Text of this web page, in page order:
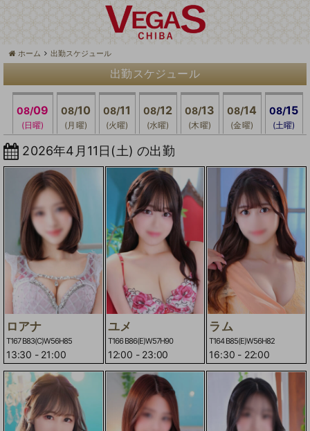
ホーム 出勤スケジュール
出勤スケジュール
08/09
(日曜)
08/10
(月曜)
08/11
(火曜)
08/12
(水曜)
08/13
(木曜)
08/14
(金曜)
08/15
(土曜)
2026年4月11日(土) の出勤
ロアナ
T167 B83(C)W56H85
13:30 - 21:00
ユメ
T166 B86(E)W57H90
12:00 - 23:00
ラム
T164 B85(E)W56H82
16:30 - 22:00